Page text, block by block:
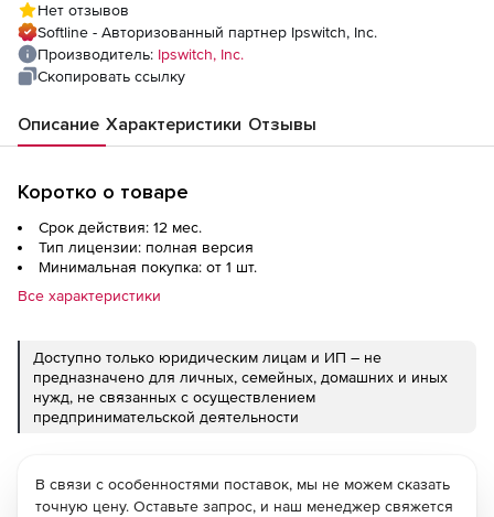
with 3 Month Subscription
Нет отзывов
Softline - Авторизованный партнер Ipswitch, Inc.
Производитель: Ipswitch, Inc.
Скопировать ссылку
Описание Характеристики Отзывы
Коротко о товаре
Срок действия: 12 мес.
Тип лицензии: полная версия
Минимальная покупка: от 1 шт.
Все характеристики
Доступно только юридическим лицам и ИП – не
предназначено для личных, семейных, домашних и иных
нужд, не связанных с осуществлением
предпринимательской деятельности
В связи с особенностями поставок, мы не можем сказать
точную цену. Оставьте запрос, и наш менеджер свяжется